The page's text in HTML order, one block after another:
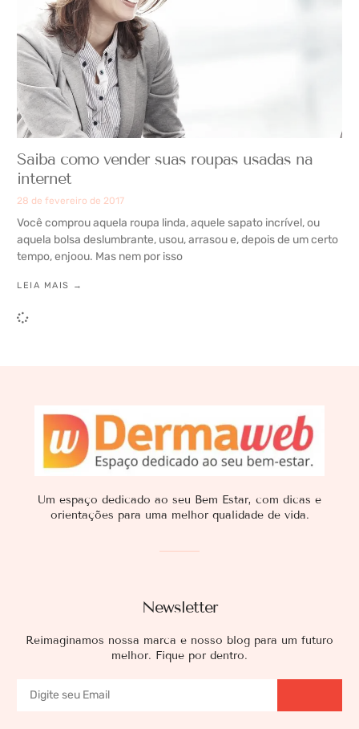
Saiba como vender suas roupas usadas na
internet
28 de fevereiro de 2017
Você comprou aquela roupa linda, aquele sapato incrível, ou
aquela bolsa deslumbrante, usou, arrasou e, depois de um certo
tempo, enjoou. Mas nem por isso
LEIA MAIS →
Newsletter
Reimaginamos nossa marca e nosso blog para um futuro
melhor. Fique por dentro.
Um espaço dedicado ao seu Bem Estar, com dicas e
orientações para uma melhor qualidade de vida.